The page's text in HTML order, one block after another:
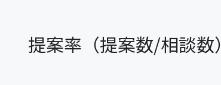
提案率（提案数/相談数）